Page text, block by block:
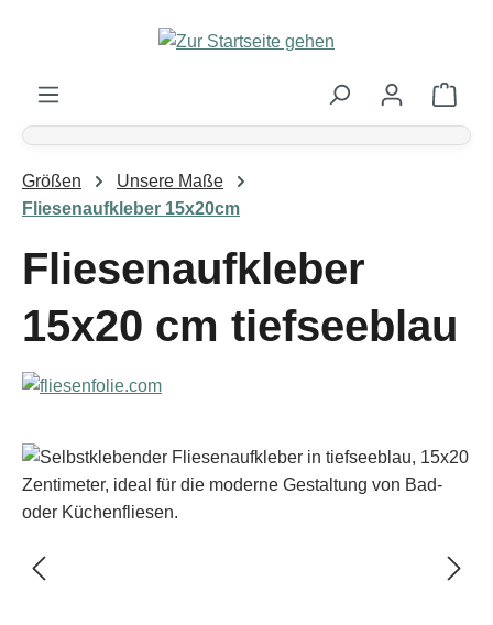
Zum Hauptinhalt springen
Größen
Unsere Maße
Fliesenaufkleber 15x20cm
Fliesenaufkleber
15x20 cm tiefseeblau
Bildergalerie überspringen